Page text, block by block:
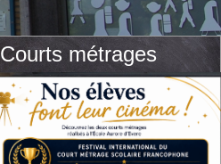
Courts métrages